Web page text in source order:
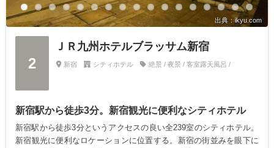
出典：ikyu.com
2
ＪＲ九州ホテルブラッサム新宿
新宿 シティホテル 絶景 / 夜景 / 客室露天風呂 /
新宿駅から徒歩3分。新宿観光に便利なシティホテル
新宿駅から徒歩3分というアクセスの良い全239室のシティホテル。
新宿観光に便利なロケーションに位置する。新宿の街並みを眼下に